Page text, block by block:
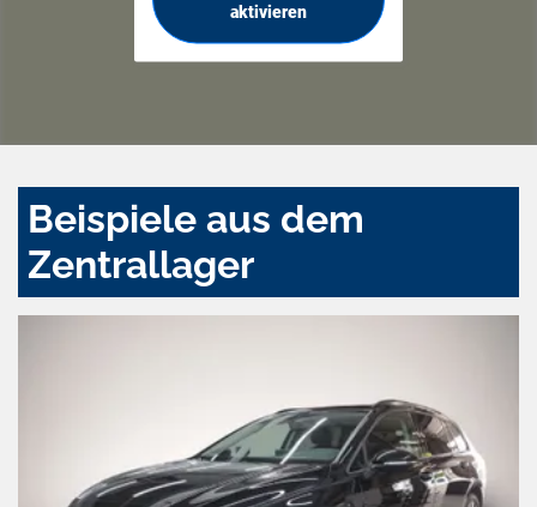
aktivieren
Beispiele aus dem
Zentrallager